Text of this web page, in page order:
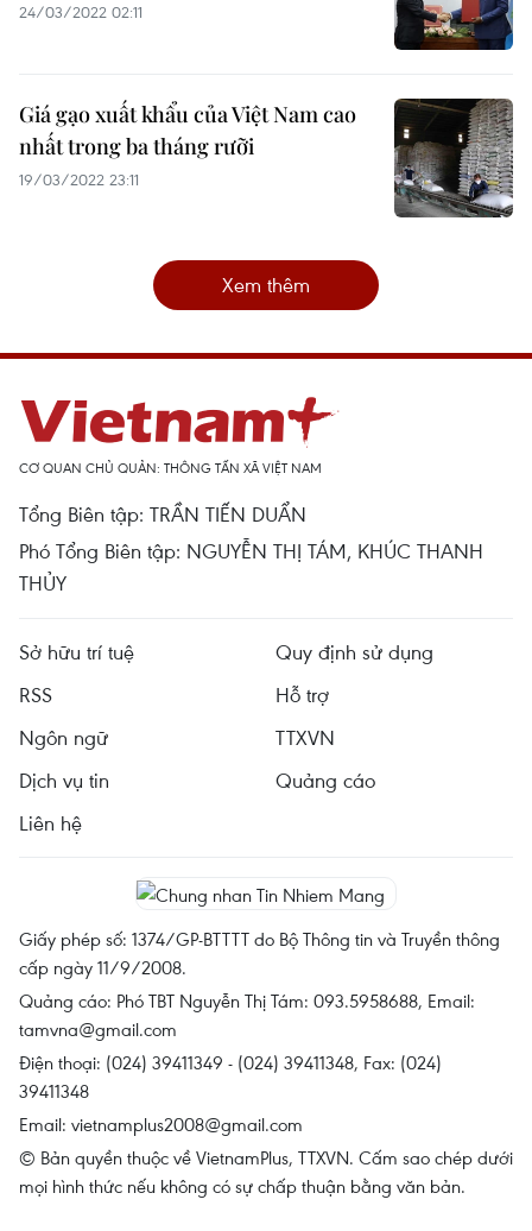
24/03/2022 02:11
Giá gạo xuất khẩu của Việt Nam cao
nhất trong ba tháng rưỡi
19/03/2022 23:11
Xem thêm
CƠ QUAN CHỦ QUẢN: THÔNG TẤN XÃ VIỆT NAM
Tổng Biên tập: TRẦN TIẾN DUẨN
Phó Tổng Biên tập: NGUYỄN THỊ TÁM, KHÚC THANH
THỦY
Sở hữu trí tuệ
Quy định sử dụng
RSS
Hỗ trợ
Ngôn ngữ
TTXVN
Dịch vụ tin
Quảng cáo
Liên hệ
Giấy phép số: 1374/GP-BTTTT do Bộ Thông tin và Truyền thông
cấp ngày 11/9/2008.
Quảng cáo: Phó TBT Nguyễn Thị Tám: 093.5958688, Email:
tamvna@gmail.com
Điện thoại: (024) 39411349 - (024) 39411348, Fax: (024)
39411348
Email: vietnamplus2008@gmail.com
© Bản quyền thuộc về VietnamPlus, TTXVN. Cấm sao chép dưới
mọi hình thức nếu không có sự chấp thuận bằng văn bản.